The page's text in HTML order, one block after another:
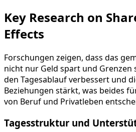
Key Research on
Effects
Forschungen zeigen, dass das
nicht nur Geld spart und Grenzen
den Tagesablauf verbessert und
Beziehungen stärkt, was beides
von Beruf und Privatleben
Tagesstruktur und